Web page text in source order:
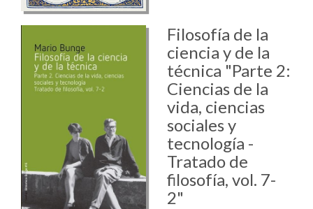
Filosofía de la
ciencia y de la
técnica "Parte 2:
Ciencias de la
vida, ciencias
sociales y
tecnología -
Tratado de
filosofía, vol. 7-
2"